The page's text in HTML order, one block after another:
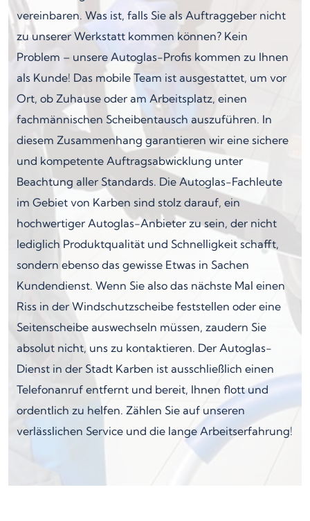
vereinbaren. Was ist, falls Sie als Auftraggeber nicht
zu unserer Werkstatt kommen können? Kein
Problem – unsere Autoglas-Profis kommen zu Ihnen
als Kunde! Das mobile Team ist ausgestattet, um vor
Ort, ob Zuhause oder am Arbeitsplatz, einen
fachmännischen Scheibentausch auszuführen. In
diesem Zusammenhang garantieren wir eine sichere
und kompetente Auftragsabwicklung unter
Beachtung aller Standards. Die Autoglas-Fachleute
im Gebiet von Karben sind stolz darauf, ein
hochwertiger Autoglas-Anbieter zu sein, der nicht
lediglich Produktqualität und Schnelligkeit schafft,
sondern ebenso das gewisse Etwas in Sachen
Kundendienst. Wenn Sie also das nächste Mal einen
Riss in der Windschutzscheibe feststellen oder eine
Seitenscheibe auswechseln müssen, zaudern Sie
absolut nicht, uns zu kontaktieren. Der Autoglas-
Dienst in der Stadt Karben ist ausschließlich einen
Telefonanruf entfernt und bereit, Ihnen flott und
ordentlich zu helfen. Zählen Sie auf unseren
verlässlichen Service und die lange Arbeitserfahrung!